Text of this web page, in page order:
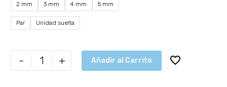
2 mm 3 mm 4 mm 5 mm
Par Unidad suelta
- + Añadir al Carrito